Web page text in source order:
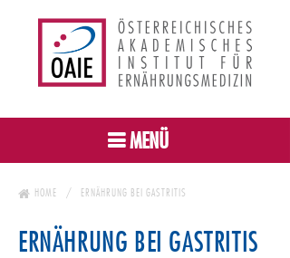
MENÜ
HOME ERNÄHRUNG BEI GASTRITIS
ERNÄHRUNG BEI GASTRITIS